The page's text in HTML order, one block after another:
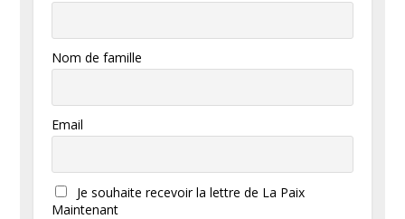
Nom de famille
Email
Je souhaite recevoir la lettre de La Paix
Maintenant